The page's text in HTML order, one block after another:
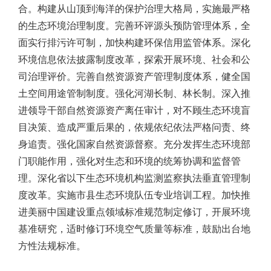
合。构建从山顶到海洋的保护治理大格局，实施最严格
的生态环境治理制度。完善环评源头预防管理体系，全
面实行排污许可制，加快构建环保信用监管体系。深化
环境信息依法披露制度改革，探索开展环境、社会和公
司治理评价。完善自然资源资产管理制度体系，健全国
土空间用途管制制度。强化河湖长制、林长制。深入推
进领导干部自然资源资产离任审计，对不顾生态环境盲
目决策、造成严重后果的，依规依纪依法严格问责、终
身追责。强化国家自然资源督察。充分发挥生态环境部
门职能作用，强化对生态和环境的统筹协调和监督管
理。深化省以下生态环境机构监测监察执法垂直管理制
度改革。实施市县生态环境队伍专业培训工程。加快推
进美丽中国建设重点领域标准规范制定修订，开展环境
基准研究，适时修订环境空气质量等标准，鼓励出台地
方性法规标准。